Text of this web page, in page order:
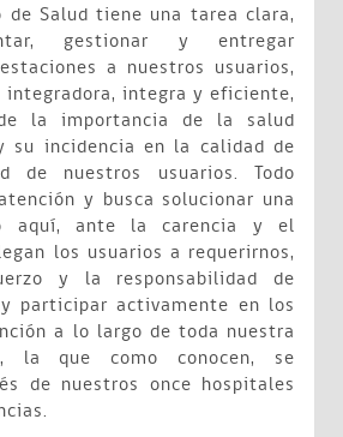
de Salud tiene una tarea clara,
gestionar y entregar
a nuestros usuarios,
integradora, integra y eficiente,
la importancia de la salud
su incidencia en la calidad de
de nuestros usuarios. Todo
y busca solucionar una
aquí, ante la carencia y el
los usuarios a requerirnos,
y la responsabilidad de
participar activamente en los
a lo largo de toda nuestra
la que como conocen, se
de nuestros once hospitales